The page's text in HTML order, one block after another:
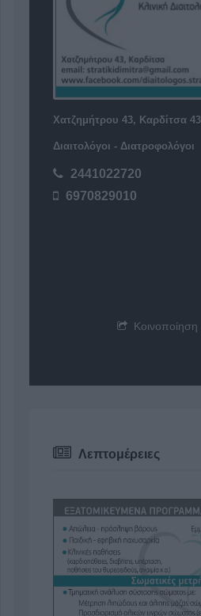
Χατζημήτρου 43, Καρδίτσα
Διαιτολόγοι - Διατροφολόγοι
2441022720
6970829010
Κοινοποίηση
Λεπτομέρειες